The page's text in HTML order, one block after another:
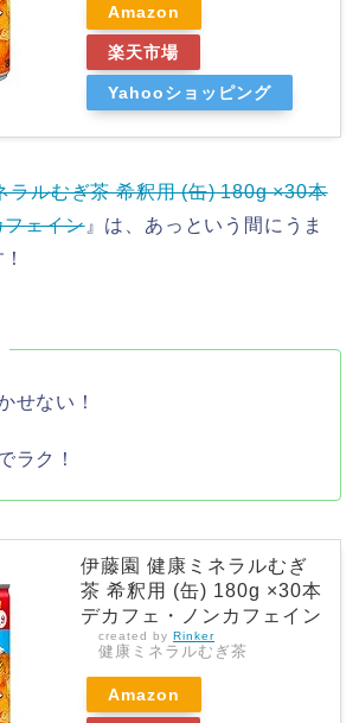
Amazon
楽天市場
Yahooショッピング
ラルむぎ茶 希釈用 (缶) 180g ×30本
フェイン』は、あっという間にうま
せない！
ラク！
伊藤園 健康ミネラルむぎ
茶 希釈用 (缶) 180g ×30本
デカフェ・ノンカフェイン
created by Rinker
健康ミネラルむぎ茶
Amazon